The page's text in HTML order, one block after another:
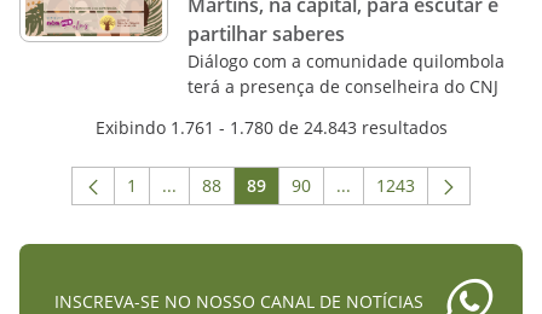
partilhar saberes
Diálogo com a comunidade quilombola
terá a presença de conselheira do CNJ
Exibindo 1.761 - 1.780 de 24.843 resultados
Página
1 ...Páginas intermediárias Usar ABA para
Página
88 Página
89 Página
90 ...Páginas intermediárias
Página
1243
INSCREVA-SE NO NOSSO CANAL DE NOTÍCIAS